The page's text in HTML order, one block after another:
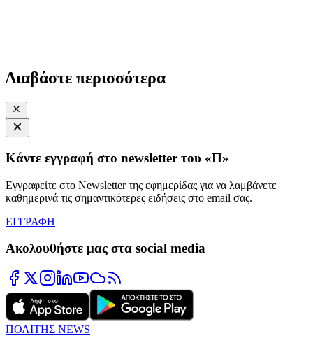
Διαβάστε περισσότερα
Κάντε εγγραφή στο newsletter του «Π»
Εγγραφείτε στο Newsletter της εφημερίδας για να λαμβάνετε
καθημερινά τις σημαντικότερες ειδήσεις στο email σας.
ΕΓΓΡΑΦΗ
Ακολουθήστε μας στα social media
ΠΟΛΙΤΗΣ NEWS